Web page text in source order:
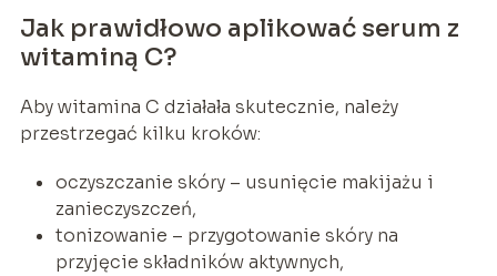
Jak prawidłowo aplikować serum z
witaminą C?
Aby witamina C działała skutecznie, należy
przestrzegać kilku kroków:
oczyszczanie skóry – usunięcie makijażu i
zanieczyszczeń,
tonizowanie – przygotowanie skóry na
przyjęcie składników aktywnych,